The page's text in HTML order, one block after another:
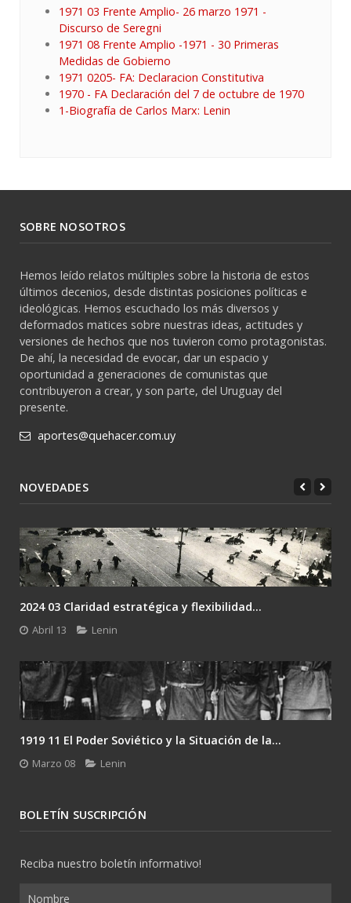
1971 03 Frente Amplio- 26 marzo 1971 -
Discurso de Seregni
1971 08 Frente Amplio -1971 - 30 Primeras
Medidas de Gobierno
1971 0205- FA: Declaracion Constitutiva
1970 - FA Declaración del 7 de octubre de 1970
1-Biografía de Carlos Marx: Lenin
SOBRE NOSOTROS
Hemos leído relatos múltiples sobre la historia de estos
últimos decenios, desde distintas posiciones políticas e
ideológicas. Hemos escuchado los más diversos y
deformados matices sobre nuestras ideas, actitudes y
versiones de hechos que nos tuvieron como protagonistas.
De ahí, la necesidad de evocar, dar un espacio y
oportunidad a generaciones de comunistas que
contribuyeron a crear, y son parte, del Uruguay del
presente.
aportes@quehacer.com.uy
NOVEDADES
2024 02 Lenin: el único camino es la revolución....
Febrero 24 Lenin
Gramsci y el desafío del último Lenin: la...
Enero 26 Lenin
BOLETÍN SUSCRIPCIÓN
Reciba nuestro boletín informativo!